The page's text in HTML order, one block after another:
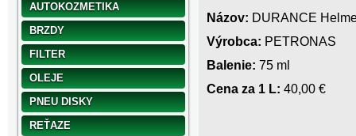
AUTOKOZMETIKA
BRZDY
FILTER
OLEJE
PNEU DISKY
REŤAZE
Názov: DURANCE
Výrobca: PETRONAS
Balenie: 75 ml
Cena za 1 L: 40,00 €